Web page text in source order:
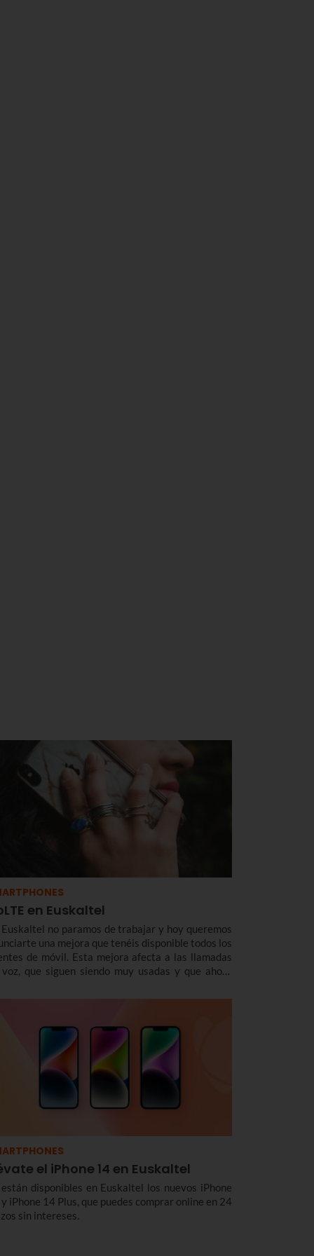
en Euskaltel
Euskaltel no paramos de trabajar y hoy queremos
una mejora que tenéis disponible todos los
de móvil. Esta mejora afecta a las llamadas
que siguen siendo muy usadas y que ahora
llevamos varias semanas con esta
con éxito, queremos contarte de qué se
y cómo te benefician.
el iPhone 14 en Euskaltel
están disponibles en Euskaltel los nuevos iPhone
iPhone 14 Plus, que puedes comprar online en 24
sin intereses.